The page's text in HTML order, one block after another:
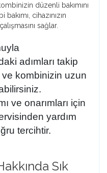
düzenli bakımını
cihazınızın
sağlar.
adımları takip
kombinizin uzun
ve onarımları için
nden yardım
tercihtir.
Sık